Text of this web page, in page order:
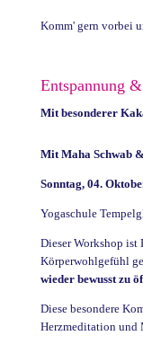
Komm' gern vorbei
Entspannung
Mit besonderer
Mit Maha Schwab
Sonntag, 04.
Yogaschule
Dieser Workshop ist
Körperwohlgefühl
wieder bewusst zu
Diese besondere
Herzmeditation und